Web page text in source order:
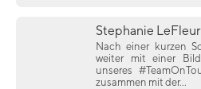
Stephanie
Nach einer kurzen
weiter mit einer
unseres
zusammen mit der...